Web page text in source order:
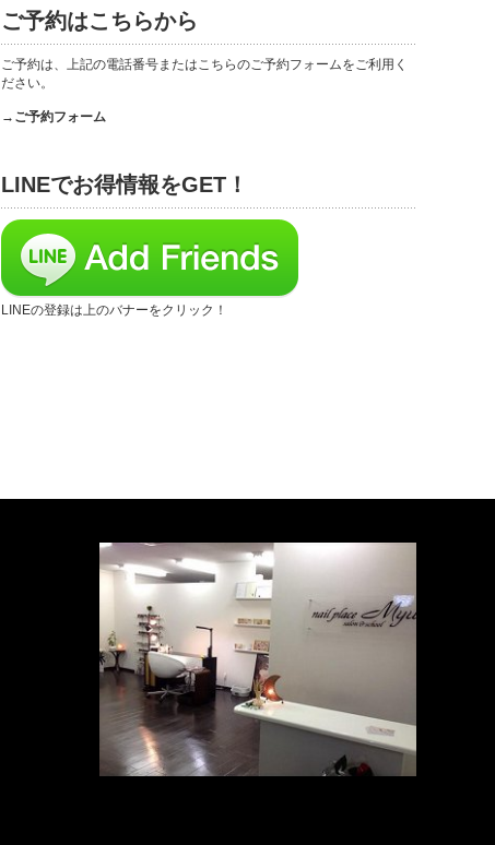
ご予約はこちらから
ご予約は、上記の電話番号またはこちらのご予約フォームをご利用く
ださい。
→ご予約フォーム
LINEでお得情報をGET！
LINEの登録は上のバナーをクリック！